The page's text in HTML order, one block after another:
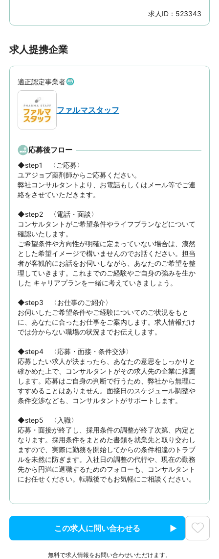
求人ID： 523343
求人提携企業
適正認定事業者
ファルマスタッフ
応募後フロー
◆step1　〈ご応募〉
ユアジョブ薬剤師からご応募ください。
弊社コンサルタントより、お電話もしくはメール等でご連
絡をさせていただきます。
◆step2　〈電話・面談〉
コンサルタントがご希望条件やライフプランなどについて
確認いたします。
ご希望条件や方向性が明確に定まっていない場合は、漠然
とした希望イメージで構いませんのでお話ください。担当
者が客観的にお話をお伺いしながら、あなたのご希望を整
理していきます。これまでのご経験やご自身の強みを生か
した キャリアプランを一緒に考えていきましょう。
◆step3　〈お仕事のご紹介〉
お伺いしたご希望条件やご経験についてのご状況をもと
に、あなたに合ったお仕事をご案内します。求人情報だけ
では分からない職場の状況までお伝えします。
◆step4　〈応募・面接・条件交渉〉
応募したい求人が決まったら、あなたの意思をしっかりと
確かめた上で、コンサルタントがその求人先の企業に推薦
します。応募はご自身の判断で行うため、弊社から無理に
すすめることはありません。面接日のスケジュール調整や
条件交渉なども、コンサルタントがサポートします。
◆step5　〈入職〉
応募・面接が終了し、採用条件の調整が終了次第、内定と
なります。採用条件をまとめた書類を就業先と取り交わし
ますので、実際に勤務を開始してからの条件相違のトラブ
ルを未然に防ぎます。入社日の調整の代行や、現在の勤務
先から円満に退職するためのフォローも、コンサルタント
にお任せください。転職後でもお気軽にご相談ください。
この求人に問い合わせる
無料で求人情報をお問い合わせいただけます。